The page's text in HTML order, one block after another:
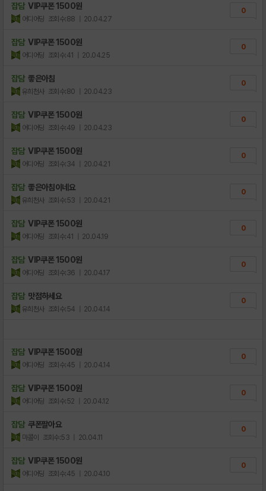
잡담 VIP쿠폰 1500원
어디어딩 조회수:88 | 20.04.27
0
잡담 VIP쿠폰 1500원
어디어딩 조회수:41 | 20.04.25
0
잡담 좋은아침
유희천사 조회수:80 | 20.04.23
0
잡담 VIP쿠폰 1500원
어디어딩 조회수:49 | 20.04.23
0
잡담 VIP쿠폰 1500원
어디어딩 조회수:34 | 20.04.21
0
잡담 좋은아침이네요
유희천사 조회수:53 | 20.04.21
0
잡담 VIP쿠폰 1500원
어디어딩 조회수:41 | 20.04.19
0
잡담 VIP쿠폰 1500원
어디어딩 조회수:36 | 20.04.17
0
잡담 맛점하세요
유희천사 조회수:54 | 20.04.14
0
잡담 VIP쿠폰 1500원
어디어딩 조회수:45 | 20.04.14
0
잡담 VIP쿠폰 1500원
어디어딩 조회수:52 | 20.04.12
0
잡담 쿠폰팔아요
마콜이 조회수:53 | 20.04.11
0
잡담 VIP쿠폰 1500원
어디어딩 조회수:45 | 20.04.10
0